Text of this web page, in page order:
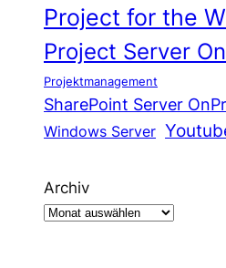
Project for the
Project Server
Projektmanagement
SharePoint Server
Windows Server
Archiv